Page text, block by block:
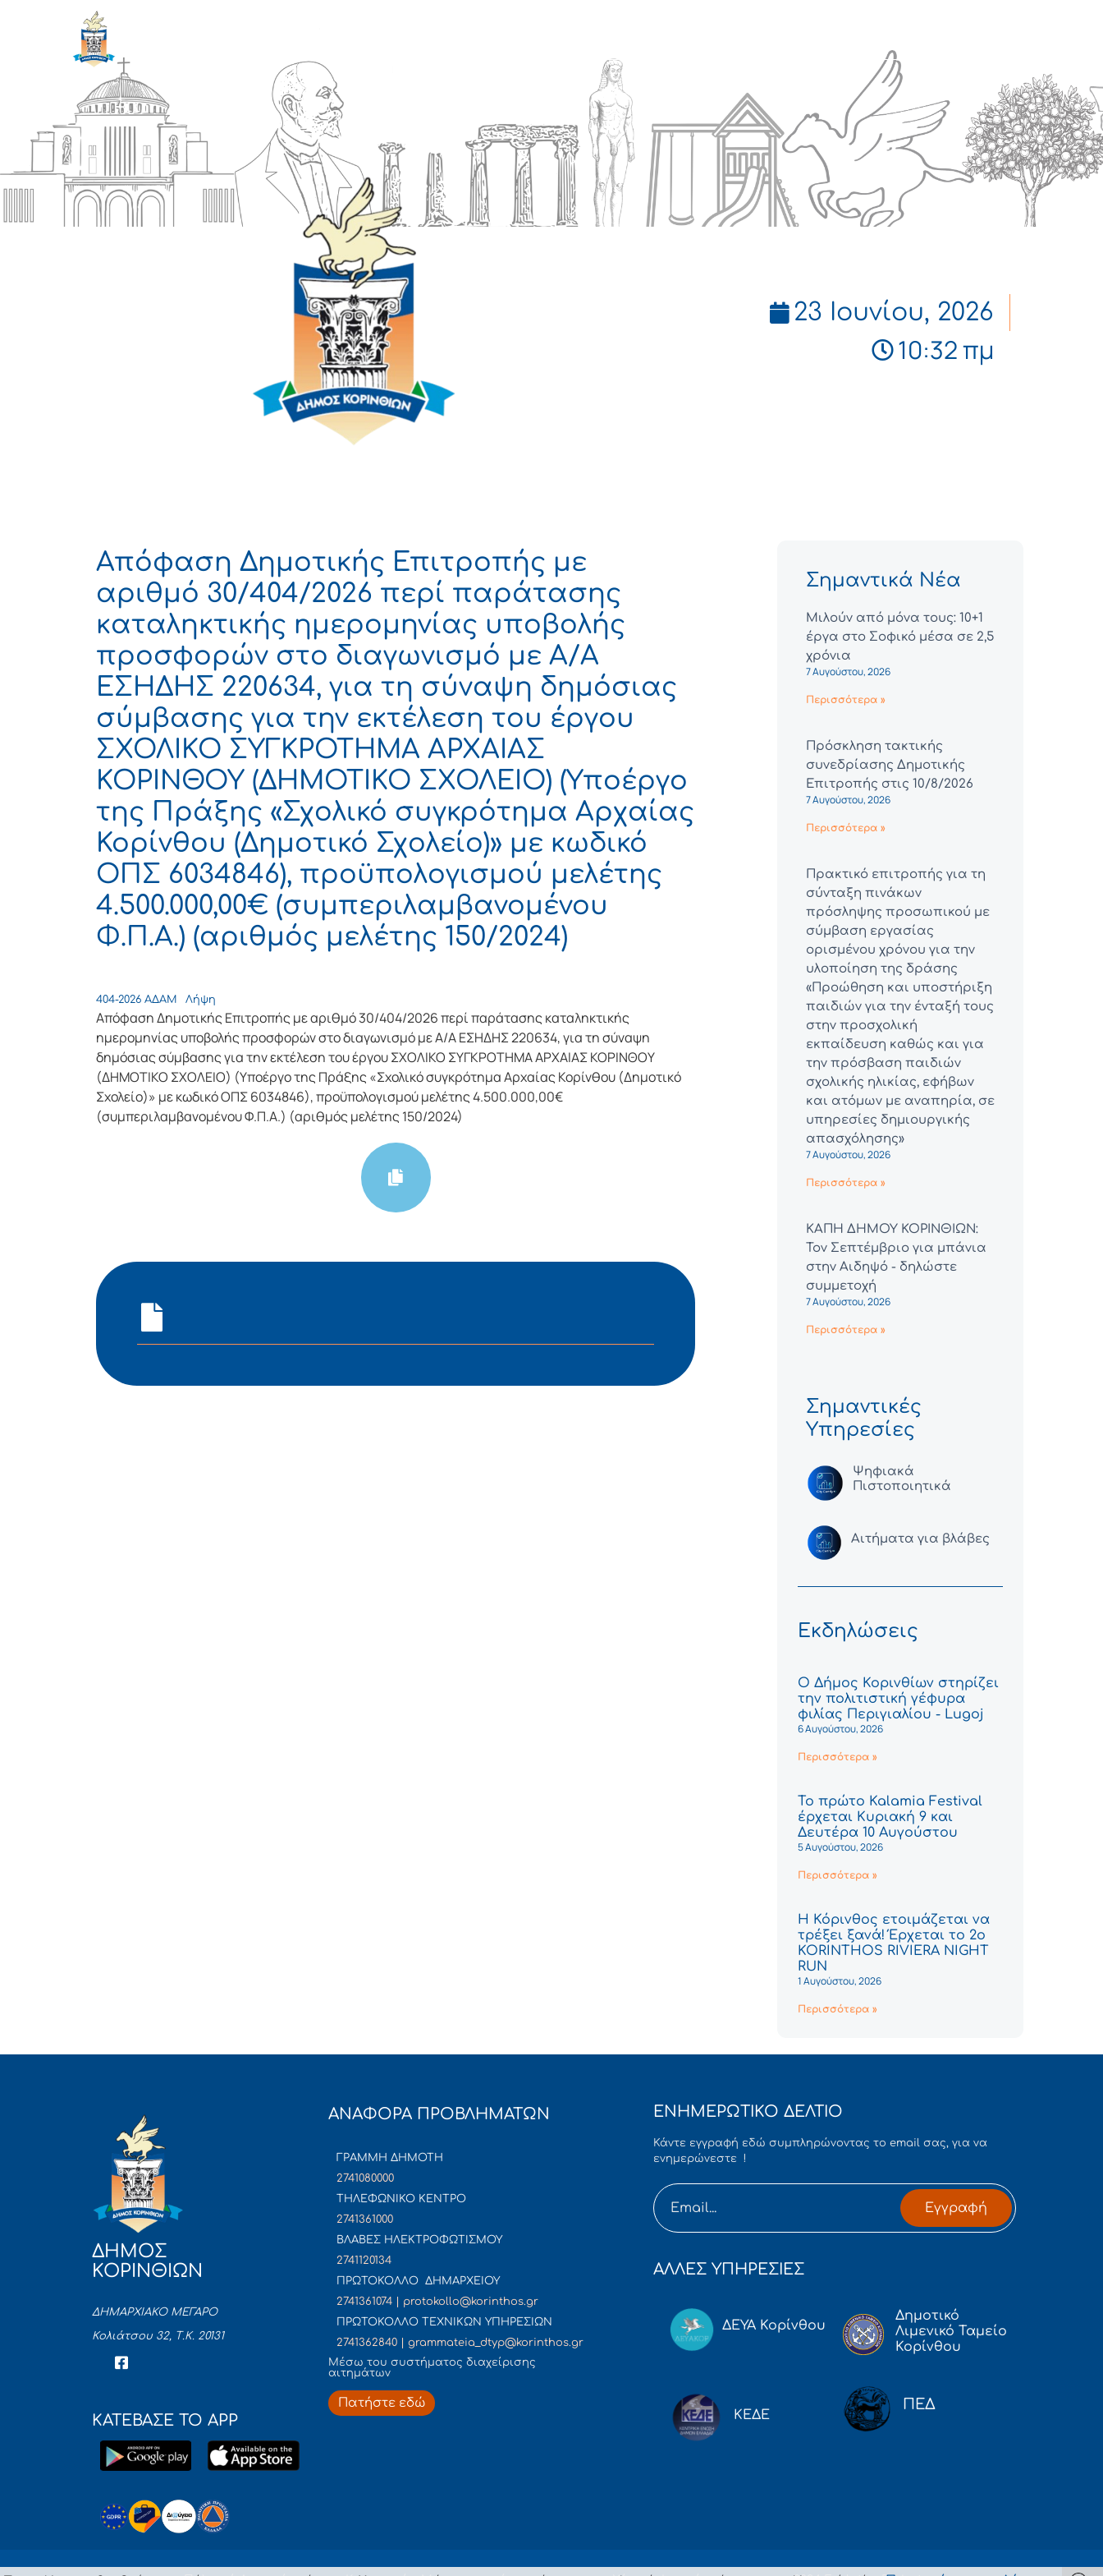
23 Ιουνίου, 2026
10:32 πμ
Απόφαση Δημοτικής Επιτροπής με
αριθμό 30/404/2026 περί παράτασης
καταληκτικής ημερομηνίας υποβολής
προσφορών στο διαγωνισμό με Α/Α
ΕΣΗΔΗΣ 220634, για τη σύναψη δημόσιας
σύμβασης για την εκτέλεση του έργου
ΣΧΟΛΙΚΟ ΣΥΓΚΡΟΤΗΜΑ ΑΡΧΑΙΑΣ
ΚΟΡΙΝΘΟΥ (ΔΗΜΟΤΙΚΟ ΣΧΟΛΕΙΟ) (Υποέργο
της Πράξης «Σχολικό συγκρότημα Αρχαίας
Κορίνθου (Δημοτικό Σχολείο)» με κωδικό
ΟΠΣ 6034846), προϋπολογισμού μελέτης
4.500.000,00€ (συμπεριλαμβανομένου
Φ.Π.Α.) (αριθμός μελέτης 150/2024)
404-2026 ΑΔΑΜ Λήψη
Απόφαση Δημοτικής Επιτροπής με αριθμό 30/404/2026 περί παράτασης καταληκτικής
ημερομηνίας υποβολής προσφορών στο διαγωνισμό με Α/Α ΕΣΗΔΗΣ 220634, για τη σύναψη
δημόσιας σύμβασης για την εκτέλεση του έργου ΣΧΟΛΙΚΟ ΣΥΓΚΡΟΤΗΜΑ ΑΡΧΑΙΑΣ ΚΟΡΙΝΘΟΥ
(ΔΗΜΟΤΙΚΟ ΣΧΟΛΕΙΟ) (Υποέργο της Πράξης «Σχολικό συγκρότημα Αρχαίας Κορίνθου (Δημοτικό
Σχολείο)» με κωδικό ΟΠΣ 6034846), προϋπολογισμού μελέτης 4.500.000,00€
(συμπεριλαμβανομένου Φ.Π.Α.) (αριθμός μελέτης 150/2024)
Σημαντικά Νέα
Μιλούν από μόνα τους: 10+1
έργα στο Σοφικό μέσα σε 2,5
χρόνια
7 Αυγούστου, 2026
Περισσότερα »
Πρόσκληση τακτικής
συνεδρίασης Δημοτικής
Επιτροπής στις 10/8/2026
7 Αυγούστου, 2026
Περισσότερα »
Πρακτικό επιτροπής για τη
σύνταξη πινάκων
πρόσληψης προσωπικού με
σύμβαση εργασίας
ορισμένου χρόνου για την
υλοποίηση της δράσης
«Προώθηση και υποστήριξη
παιδιών για την ένταξή τους
στην προσχολική
εκπαίδευση καθώς και για
την πρόσβαση παιδιών
σχολικής ηλικίας, εφήβων
και ατόμων με αναπηρία, σε
υπηρεσίες δημιουργικής
απασχόλησης»
7 Αυγούστου, 2026
Περισσότερα »
ΚΑΠΗ ΔΗΜΟΥ ΚΟΡΙΝΘΙΩΝ:
Τον Σεπτέμβριο για μπάνια
στην Αιδηψό - δηλώστε
συμμετοχή
7 Αυγούστου, 2026
Περισσότερα »
Σημαντικές
Υπηρεσίες
Ψηφιακά
Πιστοποιητικά
Αιτήματα για βλάβες
Εκδηλώσεις
Ο Δήμος Κορινθίων στηρίζει
την πολιτιστική γέφυρα
φιλίας Περιγιαλίου - Lugoj
6 Αυγούστου, 2026
Περισσότερα »
Το πρώτο Kalamia Festival
έρχεται Κυριακή 9 και
Δευτέρα 10 Αυγούστου
5 Αυγούστου, 2026
Περισσότερα »
Η Κόρινθος ετοιμάζεται να
τρέξει ξανά! Έρχεται το 2ο
KORINTHOS RIVIERA NIGHT
RUN
1 Αυγούστου, 2026
Περισσότερα »
ΔΗΜΟΣ
ΚΟΡΙΝΘΙΩΝ
ΔΗΜΑΡΧΙΑΚΟ ΜΕΓΑΡΟ
Κολιάτσου 32, Τ.Κ. 20131
ΚΑΤΕΒΑΣΕ ΤΟ APP
ΑΝΑΦΟΡΑ ΠΡΟΒΛΗΜΑΤΩΝ
ΓΡΑΜΜΗ ΔΗΜΟΤΗ
2741080000
ΤΗΛΕΦΩΝΙΚΟ ΚΕΝΤΡΟ
2741361000
ΒΛΑΒΕΣ ΗΛΕΚΤΡΟΦΩΤΙΣΜΟΥ
2741120134
ΠΡΩΤΟΚΟΛΛΟ ΔΗΜΑΡΧΕΙΟΥ
2741361074 | protokollo@korinthos.gr
ΠΡΩΤΟΚΟΛΛΟ ΤΕΧΝΙΚΩΝ ΥΠΗΡΕΣΙΩΝ
2741362840 | grammateia_dtyp@korinthos.gr
Mέσω του συστήματος διαχείρισης
αιτημάτων
Πατήστε εδώ
ΕΝΗΜΕΡΩΤΙΚΟ ΔΕΛΤΙΟ
Κάντε εγγραφή εδώ συμπληρώνοντας το email σας, για να
ενημερώνεστε !
Εγγραφή
ΑΛΛΕΣ ΥΠΗΡΕΣΙΕΣ
ΔΕΥΑ Κορίνθου
Δημοτικό
Λιμενικό Ταμείο
Κορίνθου
ΚΕΔΕ
ΠΕΔ